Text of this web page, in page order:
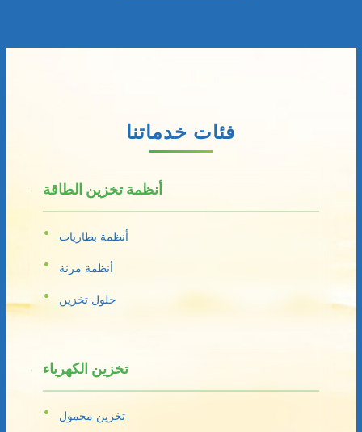
فئات خدماتنا
أنظمة تخزين الطاقة
أنظمة بطاريات
أنظمة مرنة
حلول تخزين
تخزين الكهرباء
تخزين محمول